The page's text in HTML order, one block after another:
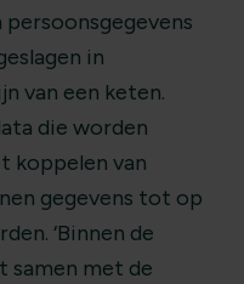
persoonsgegevens
in
van een keten.
die worden
koppelen van
gegevens tot op
‘Binnen de
samen met de